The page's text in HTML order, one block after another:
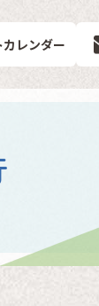
レンダー